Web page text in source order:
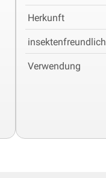
Herkunft
insektenfreundlich
Verwendung